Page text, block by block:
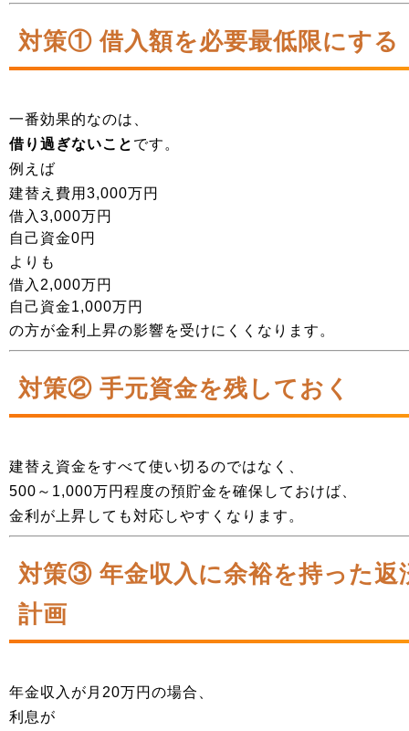
対策① 借入額を必要最低限にする
一番効果的なのは、
借り過ぎないこと です。
例えば
建替え費用3,000万円
借入3,000万円
自己資金0円
よりも
借入2,000万円
自己資金1,000万円
の方が金利上昇の影響を受けにくくなります。
対策② 手元資金を残しておく
建替え資金をすべて使い切るのではなく、
500～1,000万円程度の預貯金を確保しておけば、
金利が上昇しても対応しやすくなります。
対策③ 年金収入に余裕を持った返
計画
年金収入が月20万円の場合、
利息が